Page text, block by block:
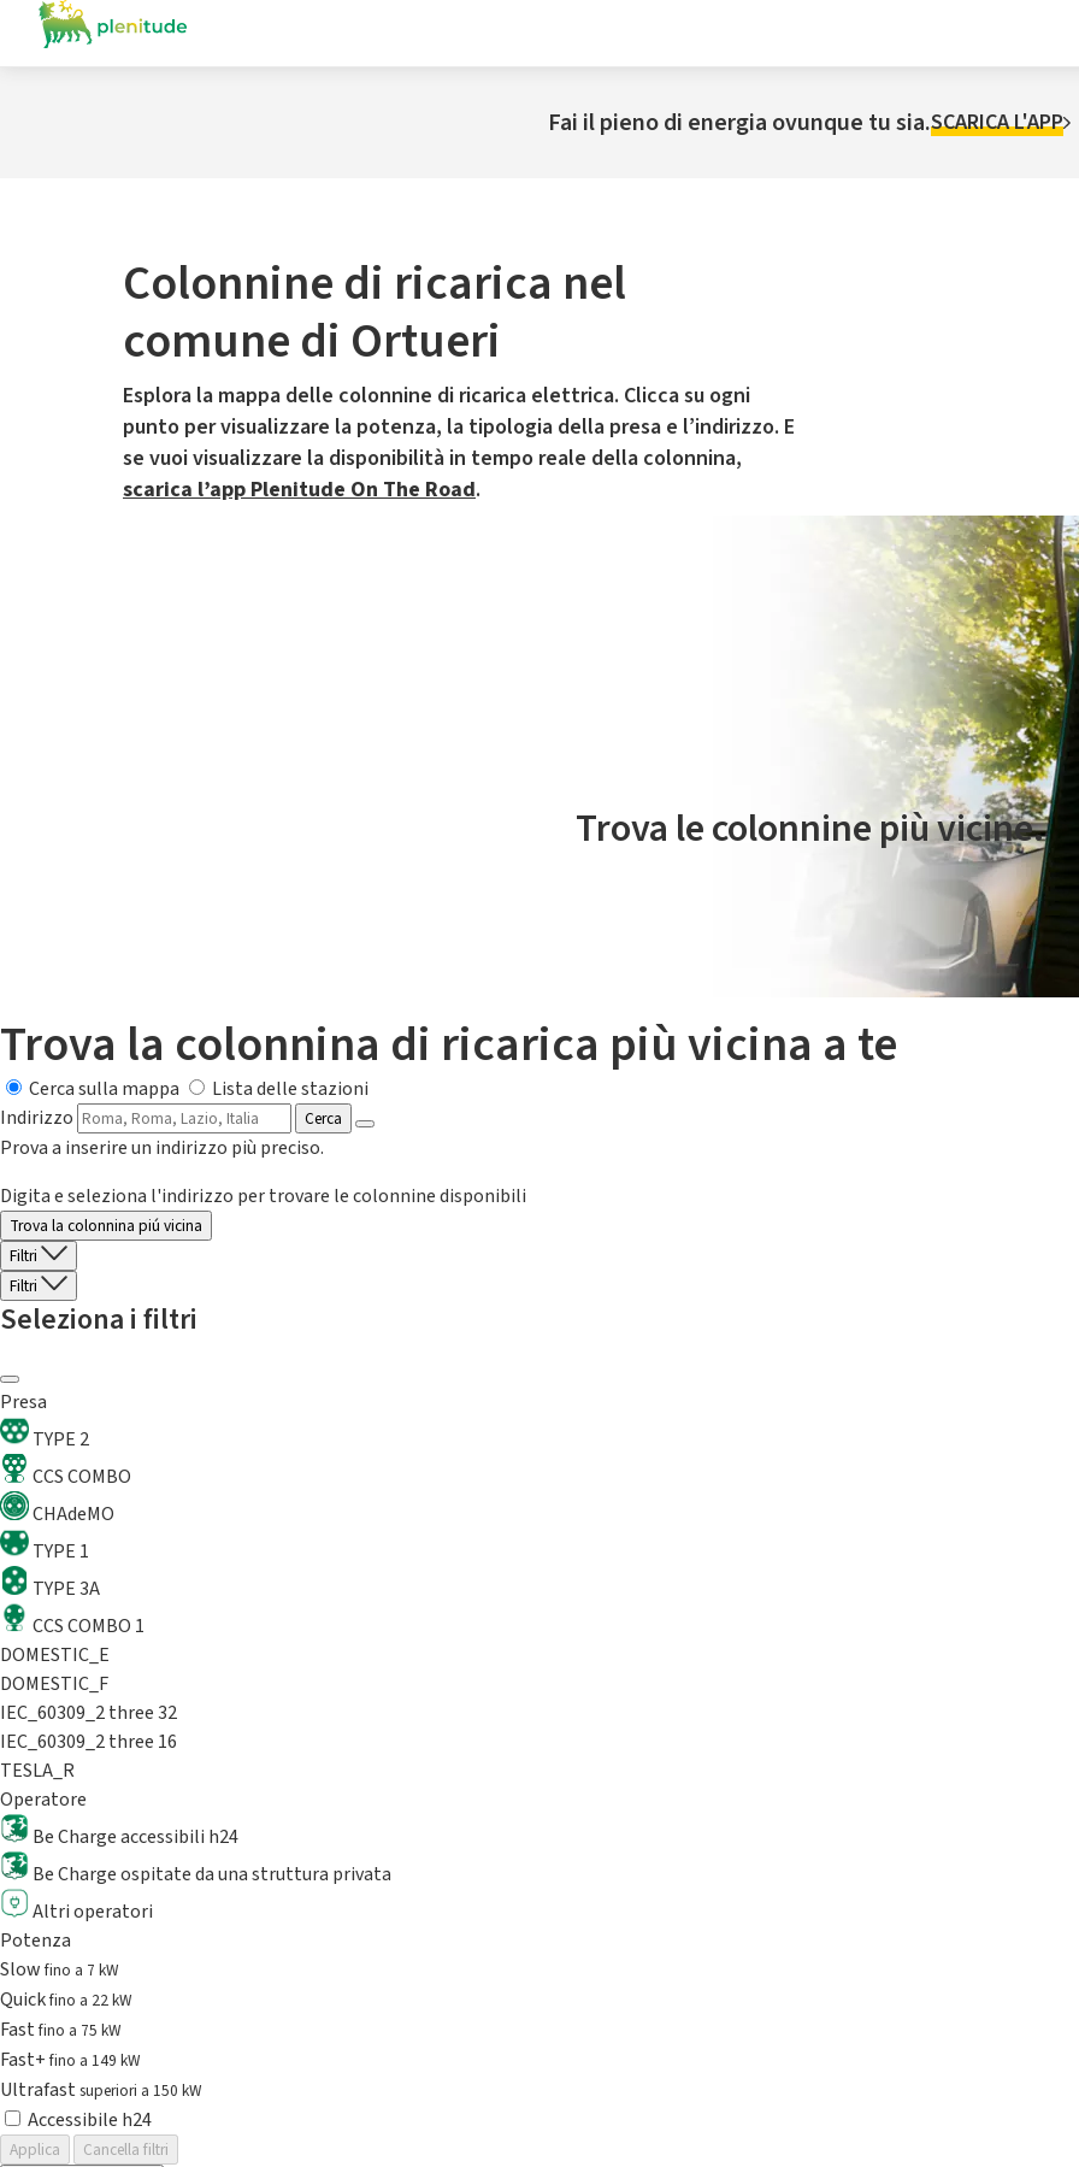
Fai il pieno di energia ovunque tu sia.SCARICA L'APP
Colonnine di ricarica nel
comune di Ortueri
Esplora la mappa delle colonnine di ricarica elettrica. Clicca su ogni
punto per visualizzare la potenza, la tipologia della presa e l’indirizzo. E
se vuoi visualizzare la disponibilità in tempo reale della colonnina,
scarica l’app Plenitude On The Road.
Il servizio di mobilità elettrica è gestito da Plenitude On The Road
Trova le colonnine più vicine.
Trova la colonnina di ricarica più vicina a te
Cerca sulla mappa
Lista delle stazioni
Indirizzo
Cerca
Prova a inserire un indirizzo più preciso.
Digita e seleziona l'indirizzo per trovare le colonnine disponibili
Trova la colonnina piú vicina
Filtri
Filtri
Seleziona i filtri
Presa
TYPE 2
CCS COMBO
CHAdeMO
TYPE 1
TYPE 3A
CCS COMBO 1
DOMESTIC_E
DOMESTIC_F
IEC_60309_2 three 32
IEC_60309_2 three 16
TESLA_R
Operatore
Be Charge accessibili h24
Be Charge ospitate da una struttura privata
Altri operatori
Potenza
Slowfino a 7 kW
Quickfino a 22 kW
Fastfino a 75 kW
Fast+fino a 149 kW
Ultrafast superiori a 150 kW
Accessibile h24
Applica
Cancella filtri